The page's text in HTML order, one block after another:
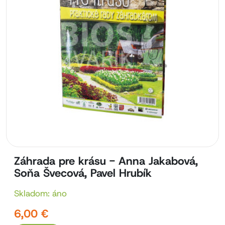
Záhrada pre krásu - Anna Jakabová,
Soňa Švecová, Pavel Hrubík
Skladom: áno
6,00 €